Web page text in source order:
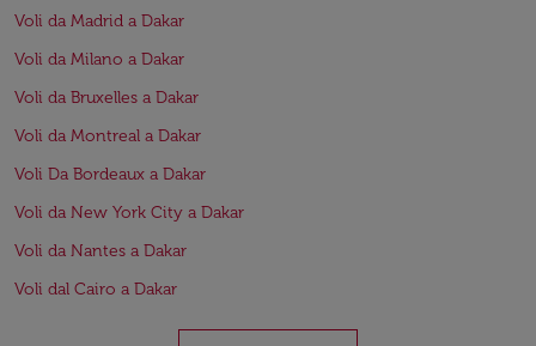
Voli da Madrid a Dakar
Voli da Milano a Dakar
Voli da Bruxelles a Dakar
Voli da Montreal a Dakar
Voli Da Bordeaux a Dakar
Voli da New York City a Dakar
Voli da Nantes a Dakar
Voli dal Cairo a Dakar